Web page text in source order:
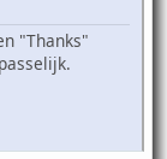
"Thanks"